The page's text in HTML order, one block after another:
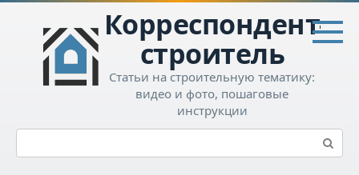
Перейти
контенту
Корреспондент-
строитель
Статьи на строительную тематику:
видео и фото, пошаговые
инструкции
Поиск: